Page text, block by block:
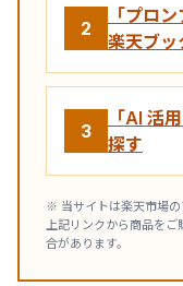
2
「プロ
楽天ブッ
3
「AI 活
探す
※ 当サイトは楽天市場の
上記リンクから商品をご
合があります。